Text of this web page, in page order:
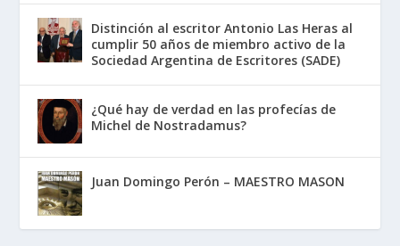
Distinción al escritor Antonio Las Heras al
cumplir 50 años de miembro activo de la
Sociedad Argentina de Escritores (SADE)
¿Qué hay de verdad en las profecías de
Michel de Nostradamus?
Juan Domingo Perón – MAESTRO MASON